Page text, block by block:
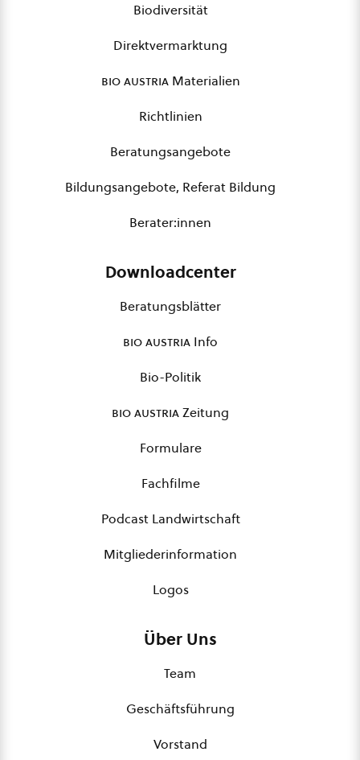
Biodiversität
Direktvermarktung
bio austriaMaterialien
Richtlinien
Beratungsangebote
Bildungsangebote, Referat Bildung
Berater:innen
Downloadcenter
Beratungsblätter
bio austria Info
Bio-Politik
bio austriaZeitung
Formulare
Fachfilme
Podcast Landwirtschaft
Mitgliederinformation
Logos
Über Uns
Team
Geschäftsführung
Vorstand